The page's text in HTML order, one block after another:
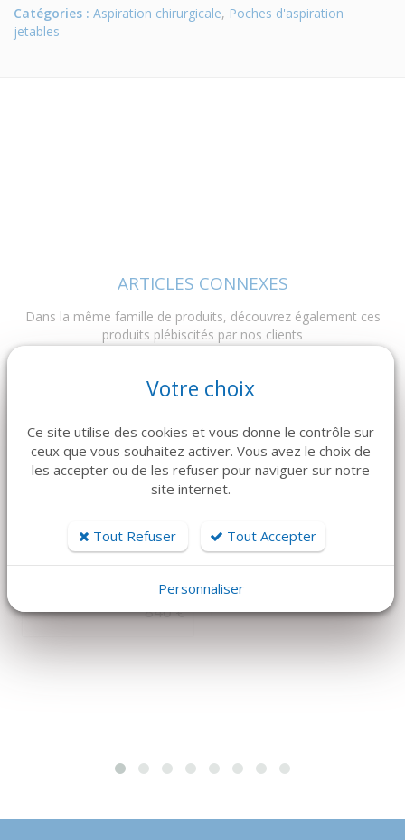
Catégories : Aspiration chirurgicale, Poches d'aspiration
jetables
ARTICLES CONNEXES
Dans la même famille de produits, découvrez également ces
produits plébiscités par nos clients
FILTRE HEPA pour
840 €
Pince de Desmarres
Votre choix
Ce site utilise des cookies et vous donne le contrôle sur
ceux que vous souhaitez activer. Vous avez le choix de
les accepter ou de les refuser pour naviguer sur notre
site internet.
Tout Refuser Tout Accepter
Personnaliser